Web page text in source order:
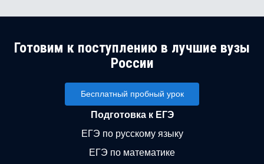
Готовим к поступлению в лучшие вузы
России
Бесплатный пробный урок
Подготовка к ЕГЭ
ЕГЭ по русскому языку
ЕГЭ по математике